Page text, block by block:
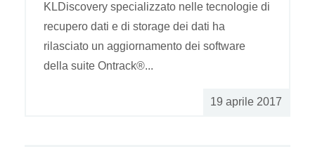
KLDiscovery specializzato nelle tecnologie di
recupero dati e di storage dei dati ha
rilasciato un aggiornamento dei software
della suite Ontrack®...
19 aprile 2017